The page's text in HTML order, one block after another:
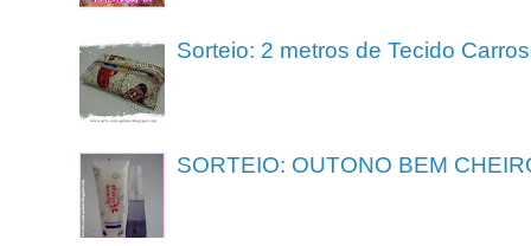
Sorteio: 2 metros de Tecido Carros
SORTEIO: OUTONO BEM